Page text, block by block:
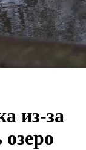
из-за